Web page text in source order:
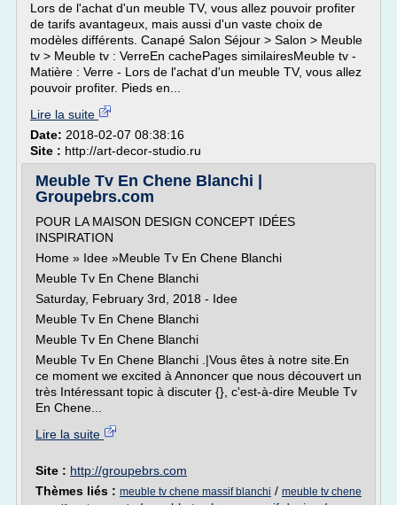
Lors de l'achat d'un meuble TV, vous allez pouvoir profiter
de tarifs avantageux, mais aussi d'un vaste choix de
modèles différents. Canapé Salon Séjour > Salon > Meuble
tv > Meuble tv : VerreEn cachePages similairesMeuble tv -
Matière : Verre - Lors de l'achat d'un meuble TV, vous allez
pouvoir profiter. Pieds en...
Lire la suite
Date: 2018-02-07 08:38:16
Site : http://art-decor-studio.ru
Meuble Tv En Chene Blanchi |
Groupebrs.com
POUR LA MAISON DESIGN CONCEPT IDÉES
INSPIRATION
Home » Idee »Meuble Tv En Chene Blanchi
Meuble Tv En Chene Blanchi
Saturday, February 3rd, 2018 - Idee
Meuble Tv En Chene Blanchi
Meuble Tv En Chene Blanchi
Meuble Tv En Chene Blanchi .|Vous êtes à notre site.En
ce moment we excited à Annoncer que nous découvert un
très Intéressant topic à discuter {}, c'est-à-dire Meuble Tv
En Chene...
Lire la suite
Site : http://groupebrs.com
Thèmes liés : meuble tv chene massif blanchi / meuble tv chene